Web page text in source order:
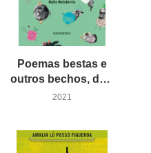
Poemas bestas e
outros bechos, de Leire Bilbao
2021